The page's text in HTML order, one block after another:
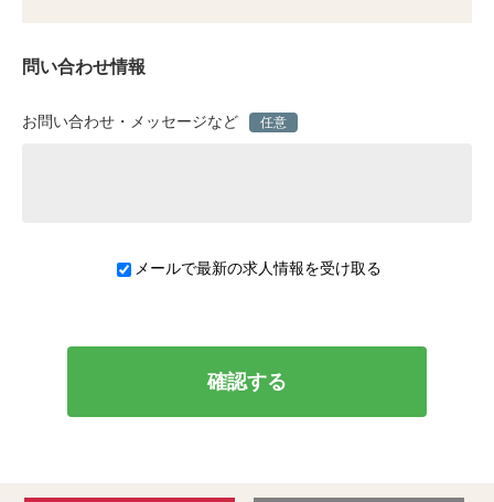
問い合わせ情報
お問い合わせ・メッセージなど 任意
メールで最新の求人情報を受け取る
確認する